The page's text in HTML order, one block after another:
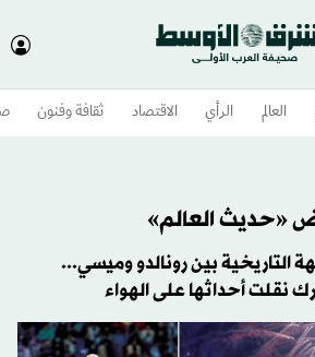
العالم الرأي الاقتصاد ثقافة وفنون
«حديث العالم»
التاريخية بين رونالدو وميسي...
نقلت أحداثها على الهواء